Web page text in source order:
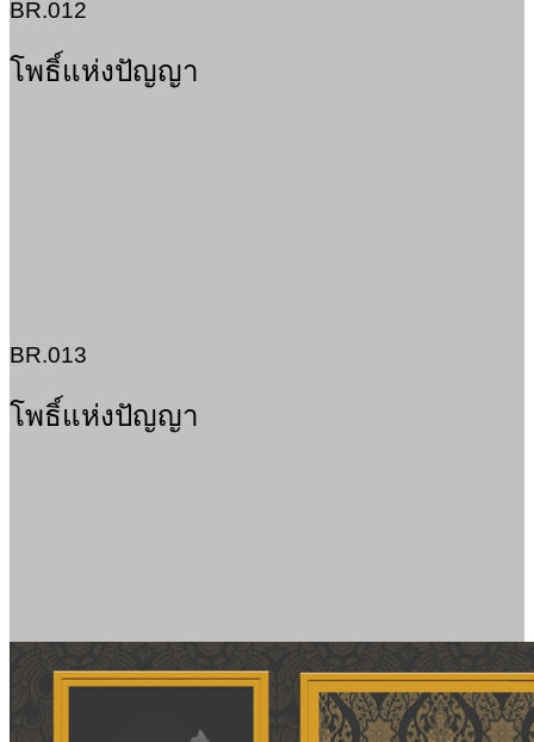
BR.012
โพธิ์แห่งปัญญา
BR.013
โพธิ์แห่งปัญญา